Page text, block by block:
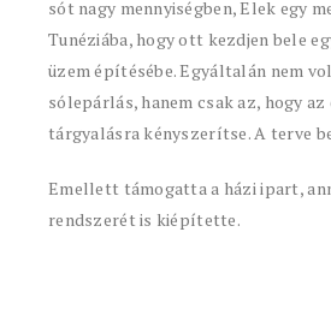
sót nagy mennyiségben, Elek egy
Tunéziába, hogy ott kezdjen bele
üzem építésébe. Egyáltalán nem
sólepárlás, hanem csak az, hogy
tárgyalásra kényszerítse. A terve
Emellett támogatta a házi ipart,
rendszerét is kiépítette.